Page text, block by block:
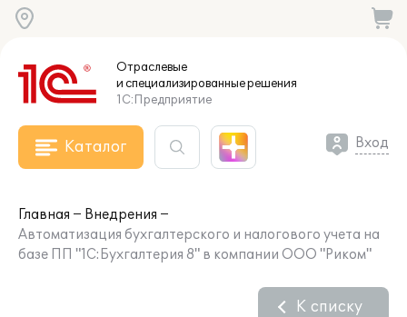
Отраслевые
и специализированныерешения
1С:Предприятие
Каталог Вход
Главная
Внедрения
Автоматизация бухгалтерского и налогового учета на
базе ПП "1С:Бухгалтерия 8" в компании ООО "Риком"
К списку